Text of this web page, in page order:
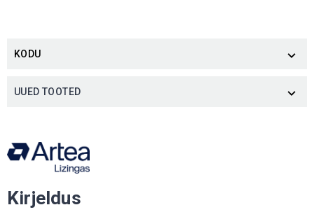
KODU 
UUED TOOTED 
Kirjeldus